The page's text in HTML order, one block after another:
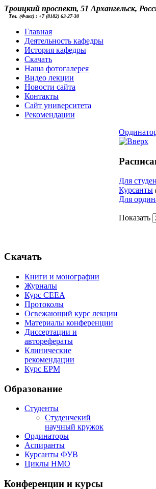
Троицкий проспект, 51 Архангельск,
Тел. (Факс) : +7 (8182) 63-27-30
Главная
Деятельность кафедры
История кафедры
Скачать
Наша фотогалерея
Видео лекции
Новости сайта
Контакты
Cайт университета
Рекомендации
Для
Курсанты
Для
Показать
Скачать
Книги и монографии
Журналы
Курс СЕЕА
Протоколы
Освежающий курс лекции
Материалы конференции
Диссертации и
авторефераты
Клинические
рекомендации
Курс EPM
Образование
Студенты
Студенчекий
научный кружок
Ординаторы
Аспиранты
Курсанты ФУВ
Циклы НМО
Конференции и курсы